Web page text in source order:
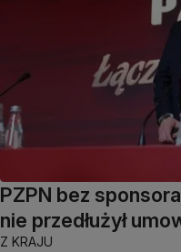
PZPN bez
nie przedłużył
Z KRAJU